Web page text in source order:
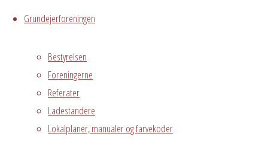
Grundejerforeningen
Bestyrelsen
Foreningerne
Referater
Ladestandere
Lokalplaner, manualer og farvekoder
Avedørelejren/Leif